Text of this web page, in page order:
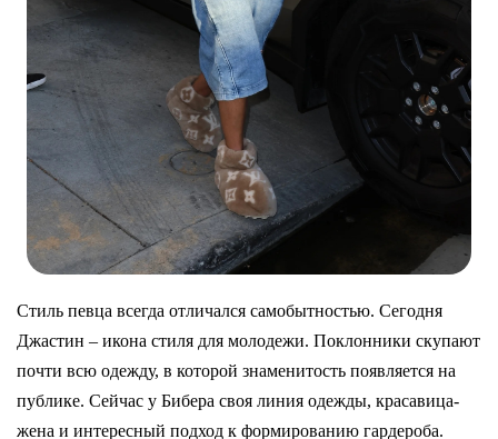
Стиль певца всегда отличался самобытностью. Сегодня
Джастин – икона стиля для молодежи. Поклонники скупают
почти всю одежду, в которой знаменитость появляется на
публике. Сейчас у Бибера своя линия одежды, красавица-
жена и интересный подход к формированию гардероба.